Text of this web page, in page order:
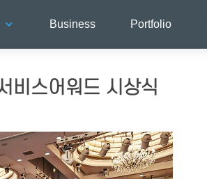
Business Portfolio
비스어워드 시상식